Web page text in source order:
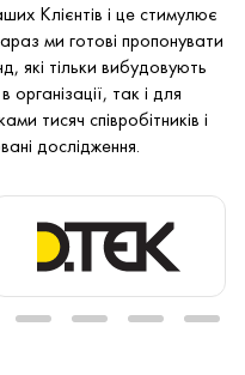
Клієнтів і це стимулює
ми готові пропонувати
які тільки вибудовують
організації, так і для
тисяч співробітників і
дослідження.